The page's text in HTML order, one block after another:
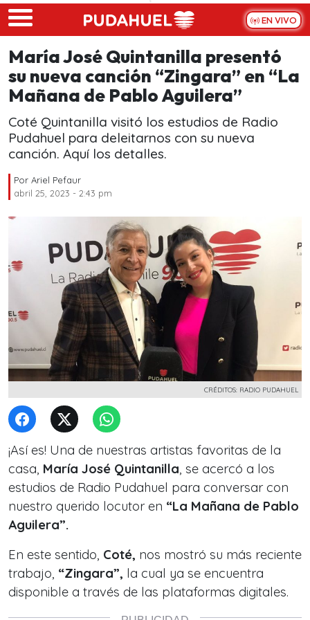
Skip to main content
EN VIVO
María José Quintanilla presentó
su nueva canción “Zingara” en “La
Mañana de Pablo Aguilera”
Coté Quintanilla visitó los estudios de Radio
Pudahuel para deleitarnos con su nueva
canción. Aquí los detalles.
Por Ariel Pefaur
abril 25, 2023 - 2:43 pm
CRÉDITOS: RADIO PUDAHUEL
¡Así es! Una de nuestras artistas favoritas de la
casa, María José Quintanilla, se acercó a los
estudios de Radio Pudahuel para conversar con
nuestro querido locutor en “La Mañana de Pablo
Aguilera”.
En este sentido, Coté, nos mostró su más reciente
trabajo, “Zingara”, la cual ya se encuentra
disponible a través de las plataformas digitales.